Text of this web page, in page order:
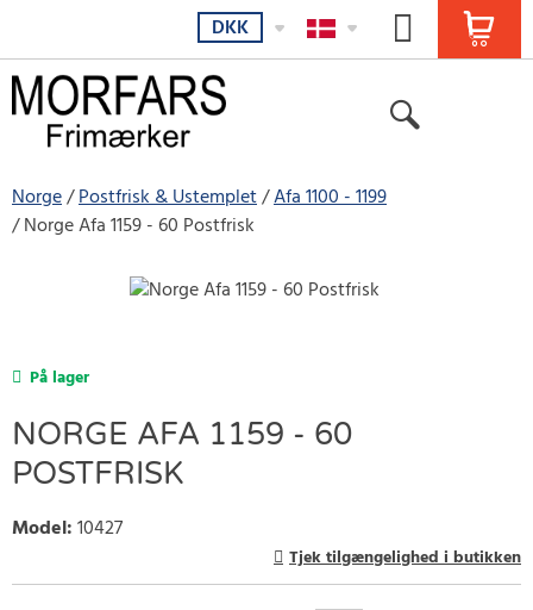
DKK
Norge Postfrisk & Ustemplet Afa 1100 - 1199
Norge Afa 1159 - 60 Postfrisk
På lager
NORGE AFA 1159 - 60
POSTFRISK
Model:10427
Tjek tilgængelighed i butikken